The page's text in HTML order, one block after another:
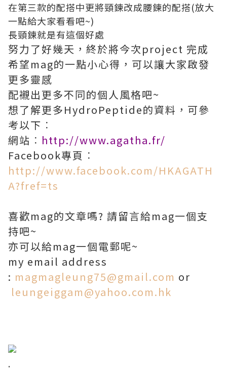
在第三款的配搭中更將頸鍊改成腰鍊的配搭(放大
一點給大家看看吧~)
長頸鍊就是有這個好處
努力了好幾天，終於將今次project 完成
希望mag的一點小心得，可以讓大家啟發
更多靈感
配襯出更多不同的個人風格吧~
想了解更多HydroPeptide的資料，可參
考以下︰
網站︰ http://www.agatha.fr/
Facebook專頁︰
http://www.facebook.com/HKAGATH
A?fref=ts
喜歡mag的文章嗎? 請留言給mag一個支
持吧~
亦可以給mag一個電郵呢~
my email address
: magmagleung75@gmail.com or
leungeiggam@yahoo.com.hk
.